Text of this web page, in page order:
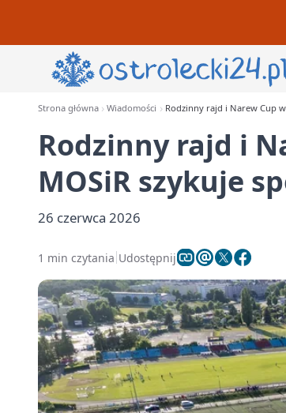
Strona główna Wiadomości Rodzinny rajd i Narew Cup
Rodzinny rajd i
MOSiR szykuje
26 czerwca 2026
1 min czytania Udostępnij